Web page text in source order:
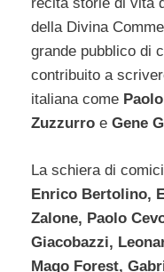
della Divina
grande pubblico di
contribuito a
italiana come
Zuzzurro e Gene
La schiera di
Enrico Bertolino,
Zalone, Paolo
Giacobazzi,
Mago Forest,